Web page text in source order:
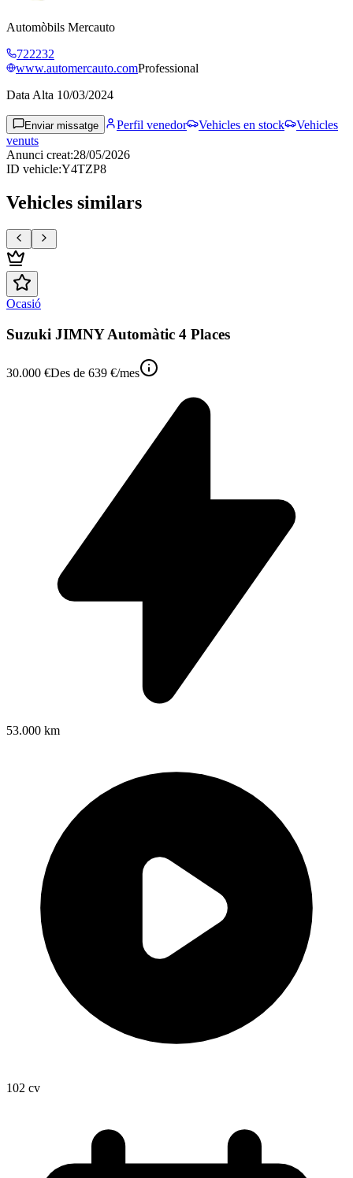
Automòbils Mercauto
722232
www.automercauto.comProfessional
Data Alta 10/03/2024
Enviar missatge Perfil venedor Vehicles en stock
Vehicles
venuts
Anunci creat:28/05/2026
ID vehicle:Y4TZP8
Vehicles similars
Ocasió
Suzuki JIMNY Automàtic 4 Places
30.000 €Des de 639 €/mes
53.000 km
102 cv